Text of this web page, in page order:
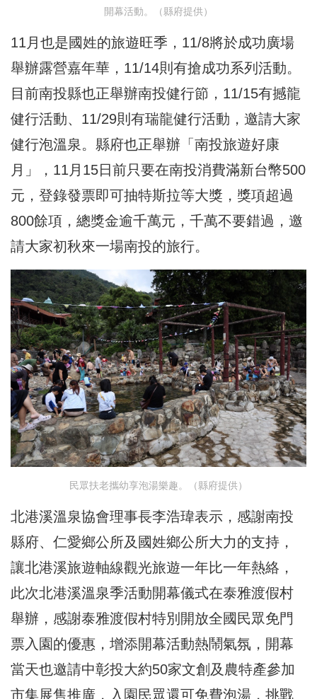
開幕活動。（縣府提供）
11月也是國姓的旅遊旺季，11/8將於成功廣場
舉辦露營嘉年華，11/14則有搶成功系列活動。
目前南投縣也正舉辦南投健行節，11/15有撼龍
健行活動、11/29則有瑞龍健行活動，邀請大家
健行泡溫泉。縣府也正舉辦「南投旅遊好康
月」，11月15日前只要在南投消費滿新台幣500
元，登錄發票即可抽特斯拉等大獎，獎項超過
800餘項，總獎金逾千萬元，千萬不要錯過，邀
請大家初秋來一場南投的旅行。
民眾扶老攜幼享泡湯樂趣。（縣府提供）
北港溪溫泉協會理事長李浩瑋表示，感謝南投
縣府、仁愛鄉公所及國姓鄉公所大力的支持，
讓北港溪旅遊軸線觀光旅遊一年比一年熱絡，
此次北港溪溫泉季活動開幕儀式在泰雅渡假村
舉辦，感謝泰雅渡假村特別開放全國民眾免門
票入園的優惠，增添開幕活動熱鬧氣氛，開幕
當天也邀請中彰投大約50家文創及農特產參加
市集展售推廣，入園民眾還可免費泡湯，挑戰